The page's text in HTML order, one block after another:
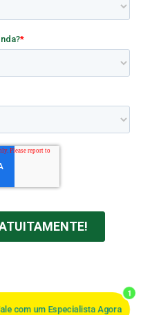
Fale com um Especialista Agora